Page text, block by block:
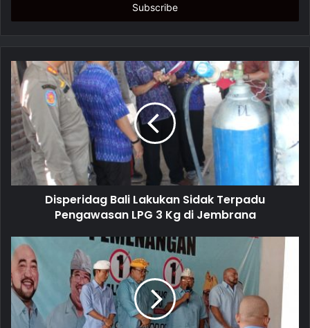
r
u
r
E
m
a
i
l
s
Disperidag Bali Lakukan Sidak Terpadu
Pengawasan LPG 3 Kg di Jembrana